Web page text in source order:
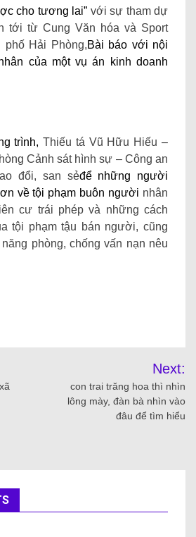
cho tương lai” với sự tham dự
tới từ Cung Văn hóa và Sport
phố Hải Phòng,Bài báo với nội
của một vụ án kinh doanh
trình,Thiếu tá Vũ Hữu Hiếu –
Cảnh sát hình sự – Công an
đổi, san sẻđể những người
về tội phạm buôn người nhân
cư trái phép và những cách
tội phạm tậu bán người, cũng
phòng, chống vấn nạn nêu
Next:
con trai trăng hoa thì nhìn
lông mày, đàn bà nhìn vào
đâu để tìm hiểu